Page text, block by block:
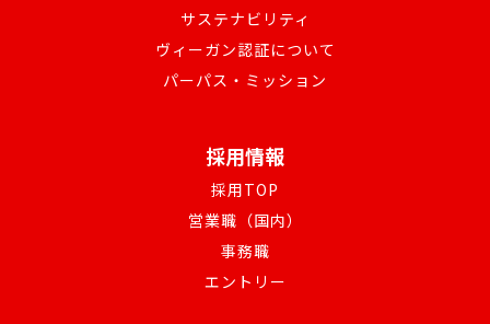
サステナビリティ
ヴィーガン認証について
パーパス・ミッション
採用情報
採用TOP
営業職（国内）
事務職
エントリー